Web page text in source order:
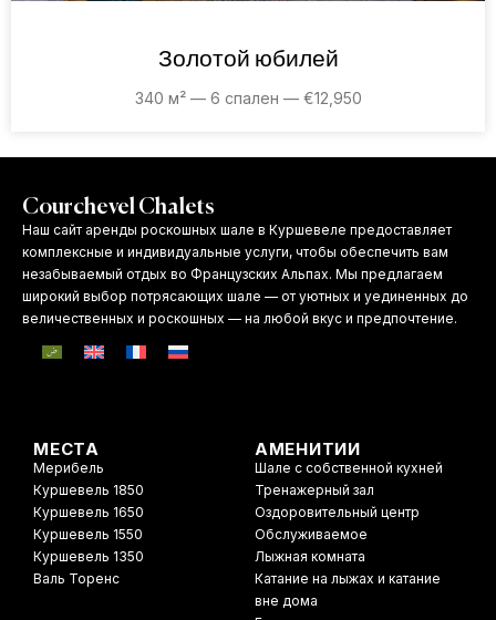
Золотой юбилей
340 м² — 6 спален — €12,950
Courchevel Chalets
Наш сайт аренды роскошных шале в Куршевеле предоставляет
комплексные и индивидуальные услуги, чтобы обеспечить вам
незабываемый отдых во Французских Альпах. Мы предлагаем
широкий выбор потрясающих шале — от уютных и уединенных до
величественных и роскошных — на любой вкус и предпочтение.
МЕСТА
Мерибель
Куршевель 1850
Куршевель 1650
Куршевель 1550
Куршевель 1350
Валь Торенс
АМЕНИТИИ
Шале с собственной кухней
Тренажерный зал
Оздоровительный центр
Обслуживаемое
Лыжная комната
Катание на лыжах и катание
вне дома